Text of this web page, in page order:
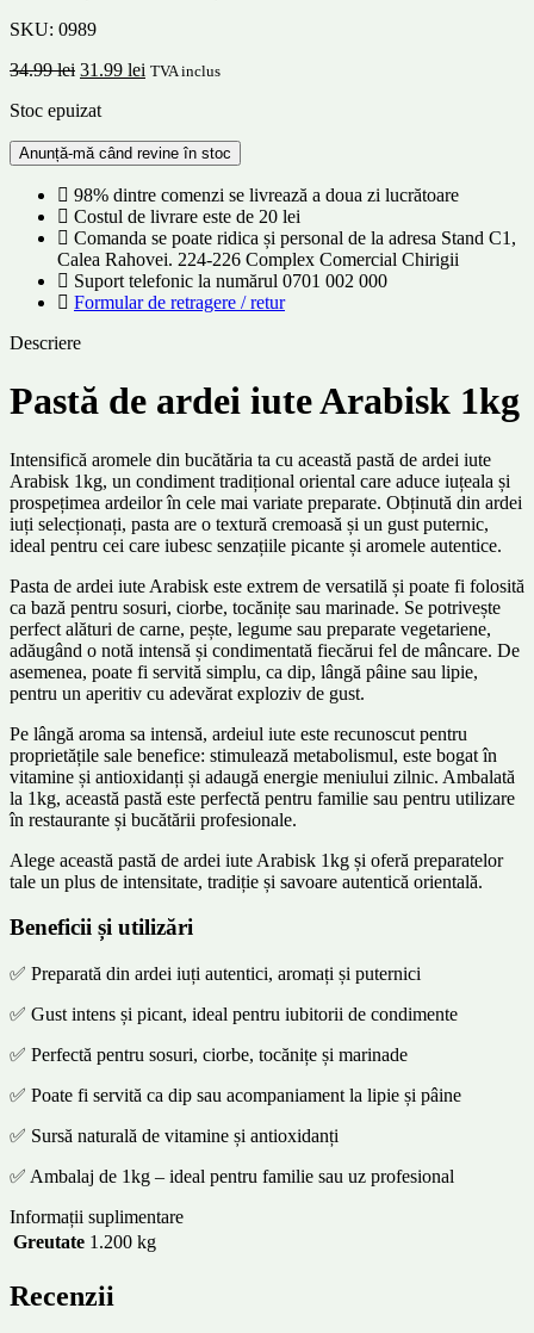
SKU: 0989
34.99lei 31.99 lei TVA inclus
Stoc epuizat
98% dintre comenzi se livrează a doua zi lucrătoare
Costul de livrare este de 20 lei
Comanda se poate ridica și personal de la adresa Stand C1,
Calea Rahovei. 224-226 Complex Comercial Chirigii
Suport telefonic la numărul 0701 002 000
Formular de retragere / retur
Descriere
Pastă de ardei iute Arabisk 1kg
Intensifică aromele din bucătăria ta cu această pastă de ardei iute
Arabisk 1kg, un condiment tradițional oriental care aduce iuțeala și
prospețimea ardeilor în cele mai variate preparate. Obținută din ardei
iuți selecționați, pasta are o textură cremoasă și un gust puternic,
ideal pentru cei care iubesc senzațiile picante și aromele autentice.
Pasta de ardei iute Arabisk este extrem de versatilă și poate fi folosită
ca bază pentru sosuri, ciorbe, tocănițe sau marinade. Se potrivește
perfect alături de carne, pește, legume sau preparate vegetariene,
adăugând o notă intensă și condimentată fiecărui fel de mâncare. De
asemenea, poate fi servită simplu, ca dip, lângă pâine sau lipie,
pentru un aperitiv cu adevărat exploziv de gust.
Pe lângă aroma sa intensă, ardeiul iute este recunoscut pentru
proprietățile sale benefice: stimulează metabolismul, este bogat în
vitamine și antioxidanți și adaugă energie meniului zilnic. Ambalată
la 1kg, această pastă este perfectă pentru familie sau pentru utilizare
în restaurante și bucătării profesionale.
Alege această pastă de ardei iute Arabisk 1kg și oferă preparatelor
tale un plus de intensitate, tradiție și savoare autentică orientală.
Beneficii și utilizări
✅ Preparată din ardei iuți autentici, aromați și puternici
✅ Gust intens și picant, ideal pentru iubitorii de condimente
✅ Perfectă pentru sosuri, ciorbe, tocănițe și marinade
✅ Poate fi servită ca dip sau acompaniament la lipie și pâine
✅ Sursă naturală de vitamine și antioxidanți
✅ Ambalaj de 1kg – ideal pentru familie sau uz profesional
Informații suplimentare
Greutate 1.200 kg
Recenzii